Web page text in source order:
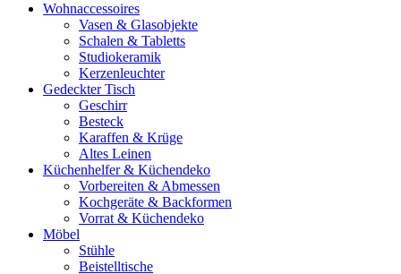
Wohnaccessoires
Vasen & Glasobjekte
Schalen & Tabletts
Studiokeramik
Kerzenleuchter
Gedeckter Tisch
Geschirr
Besteck
Karaffen & Krüge
Altes Leinen
Küchenhelfer & Küchendeko
Vorbereiten & Abmessen
Kochgeräte & Backformen
Vorrat & Küchendeko
Möbel
Stühle
Beistelltische